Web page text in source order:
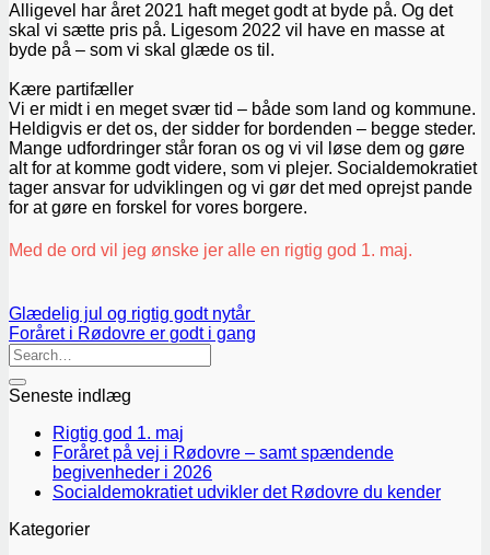
Alligevel har året 2021 haft meget godt at byde på. Og det
skal vi sætte pris på. Ligesom 2022 vil have en masse at
byde på – som vi skal glæde os til.
Kære partifæller
Vi er midt i en meget svær tid – både som land og kommune.
Heldigvis er det os, der sidder for bordenden – begge steder.
Mange udfordringer står foran os og vi vil løse dem og gøre
alt for at komme godt videre, som vi plejer. Socialdemokratiet
tager ansvar for udviklingen og vi gør det med oprejst pande
for at gøre en forskel for vores borgere.
Med de ord vil jeg ønske jer alle en rigtig god 1. maj.
Glædelig jul og rigtig godt nytår
Foråret i Rødovre er godt i gang
Seneste indlæg
Rigtig god 1. maj
Foråret på vej i Rødovre – samt spændende
begivenheder i 2026
Socialdemokratiet udvikler det Rødovre du kender
Kategorier